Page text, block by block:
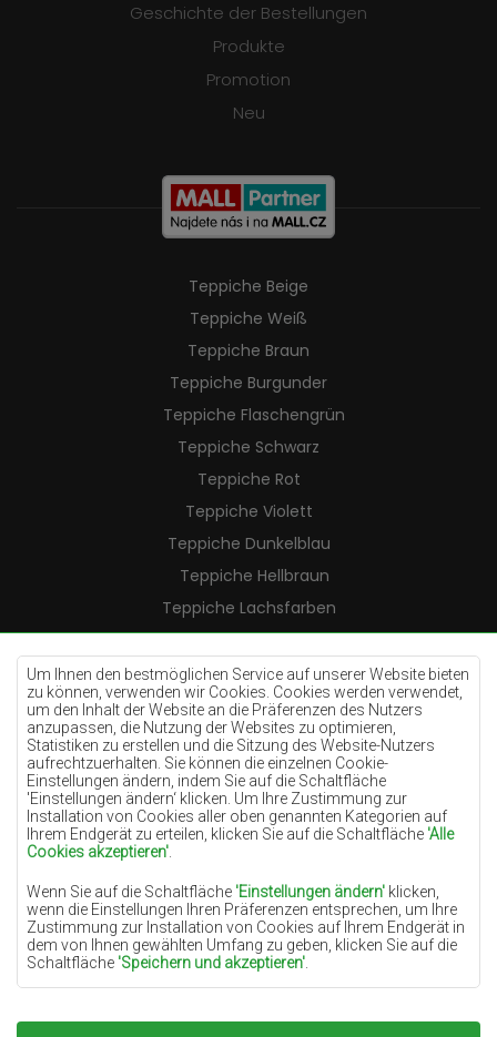
Um Ihnen den bestmöglichen Service auf unserer Website bieten
zu können, verwenden wir Cookies. Cookies werden verwendet,
um den Inhalt der Website an die Präferenzen des Nutzers
anzupassen, die Nutzung der Websites zu optimieren,
Statistiken zu erstellen und die Sitzung des Website-Nutzers
aufrechtzuerhalten. Sie können die einzelnen Cookie-
Einstellungen ändern, indem Sie auf die Schaltfläche
'Einstellungen ändern‘ klicken. Um Ihre Zustimmung zur
Installation von Cookies aller oben genannten Kategorien auf
Ihrem Endgerät zu erteilen, klicken Sie auf die Schaltfläche 'Alle
Cookies akzeptieren'
Wenn Sie auf die Schaltfläche 'Einstellungen ändern' klicken,
wenn die Einstellungen Ihren Präferenzen entsprechen, um Ihre
Zustimmung zur Installation von Cookies auf Ihrem Endgerät in
dem von Ihnen gewählten Umfang zu geben, klicken Sie auf die
Schaltfläche 'Speichern und akzeptieren'
Grundlage für die Verarbeitung das berechtigte Interesse des
Geschichte der Bestellungen
Produkte
Promotion
Neu
Teppiche Beige
Teppiche Weiß
Teppiche Braun
Teppiche Burgunder
Teppiche Flaschengrün
Teppiche Schwarz
Teppiche Rot
Teppiche Violett
Teppiche Dunkelblau
Teppiche Hellbraun
Teppiche Lachsfarben
Teppiche Cremefarben
Teppiche Lilac
Teppiche Gelb
Teppiche Pfefferminz
Teppiche Blau
Teppiche Orange
Teppiche Rosa
Teppiche Terrakotte
Teppiche Grün
Teppiche Golden